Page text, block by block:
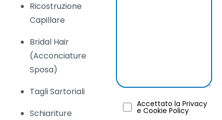
Ricostruzione
Capillare
Bridal Hair
(Acconciature
Sposa)
Tagli Sartoriali
Schiariture
Accettato la Privacy
e Cookie Policy